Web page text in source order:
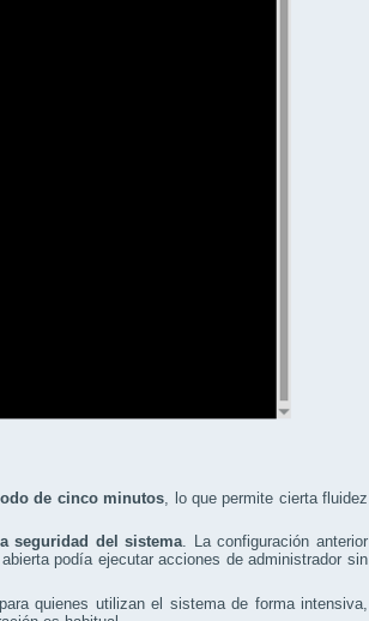
de cinco minutos , lo que permite cierta fluidez
seguridad del sistema. La configuración anterior
podía ejecutar acciones de administrador sin
quienes utilizan el sistema de forma intensiva,